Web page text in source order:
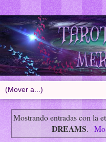
Mostrando entradas con la
DREAMS.